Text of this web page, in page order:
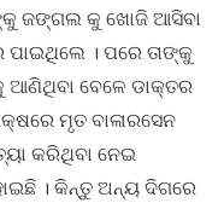
ଜଙ୍ଗଲ କୁ ଖୋଜି ଆସିବା
ପାଇଥିଲେ । ପରେ ତାଙ୍କୁ
ଆଣିଥିବା ବେଳେ ଡାକ୍ତର
ମୃତ ବାଳାରସେନ
କରିଥିବା ନେଇ
। କିନ୍ତୁ ଅନ୍ୟ ଦିଗରେ